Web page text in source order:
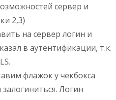
сервер и
2,3)
на сервер логин и
в аутентификации, т.к.
флажок у чекбокса
Логин